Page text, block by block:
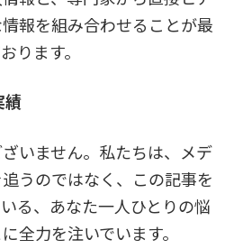
報を組み合わせることが最
ります。
績
いません。私たちは、メデ
うのではなく、この記事を
る、あなた一人ひとりの悩
全力を注いでいます。